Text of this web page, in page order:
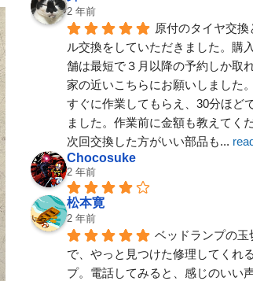
2 年前
原付のタイヤ交換
ル交換をしていただきました。購
舗は最短で３月以降の予約しか取
家の近いこちらにお願いしました
すぐに作業してもらえ、30分ほど
ました。作業前に金額も教えてくだ
次回交換した方がいい部品も...
Chocosuke
2 年前
松本寛
2 年前
ベッドランプの玉
で、やっと見つけた修理してくれ
プ。電話してみると、感じのいい